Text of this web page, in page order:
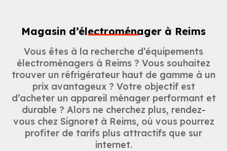
Magasin d’électroménager à Reims
Vous êtes à la recherche d’équipements
électroménagers à Reims ? Vous souhaitez
trouver un réfrigérateur haut de gamme à un
prix avantageux ? Votre objectif est
d’acheter un appareil ménager performant et
durable ? Alors ne cherchez plus, rendez-
vous chez Signoret à Reims, où vous pourrez
profiter de tarifs plus attractifs que sur
internet.